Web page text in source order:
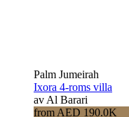
Palm Jumeirah
Ixora 4-roms villa
av Al Barari
from AED 190.0K